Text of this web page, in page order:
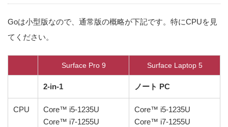
Goは小型版なので、通常版の概略が下記です。特にCPUを見
てください。
Surface Pro 9 Surface Laptop 5
2-in-1 ノート PC
CPU
Core™ i5-1235U
Core™ i7-1255U
Core™ i5-1235U
Core™ i7-1255U